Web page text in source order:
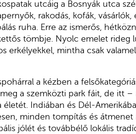
utcáig a Bosnyák utca
rakodás, kofák, vásárlók,
ruha. Erre az ismerős,
tömbje. Nyolc emelet rideg
erkélyekkel, mintha csak
a kézben a
a szemközti park fáit, de itt
Indiában és Dél-
minden tompítás és
jólét és továbbélő lokális